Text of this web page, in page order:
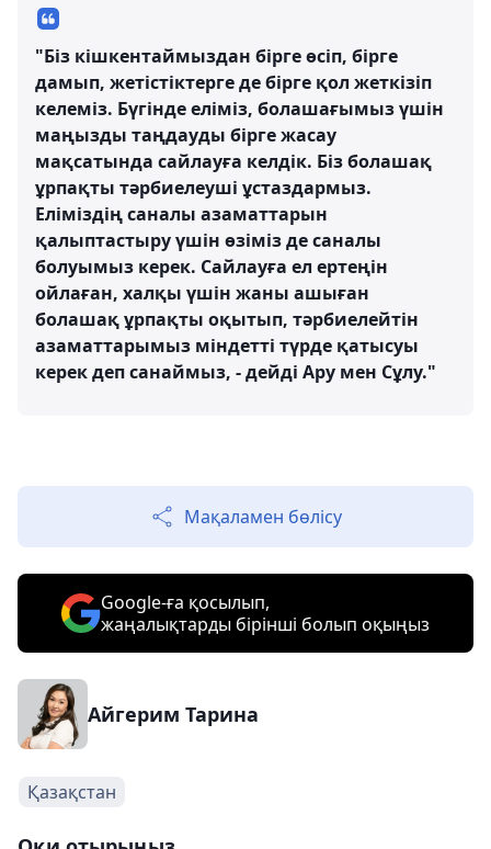
"Біз кішкентаймыздан бірге өсіп, бірге
дамып, жетістіктерге де бірге қол жеткізіп
келеміз. Бүгінде еліміз, болашағымыз үшін
маңызды таңдауды бірге жасау
мақсатында сайлауға келдік. Біз болашақ
ұрпақты тәрбиелеуші ұстаздармыз.
Еліміздің саналы азаматтарын
қалыптастыру үшін өзіміз де саналы
болуымыз керек. Сайлауға ел ертеңін
ойлаған, халқы үшін жаны ашыған
болашақ ұрпақты оқытып, тәрбиелейтін
азаматтарымыз міндетті түрде қатысуы
керек деп санаймыз, - дейді Ару мен Сұлу."
Мақаламен бөлісу
Google-ға қосылып,
жаңалықтарды бірінші болып оқыңыз
Айгерим Тарина
Қазақстан